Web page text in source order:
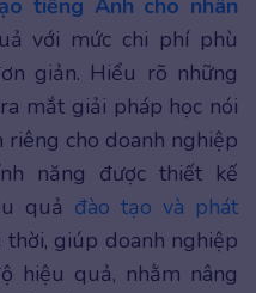
tiếng Anh cho nhân
với mức chi phí phù
giản. Hiểu rõ những
mắt giải pháp học nói
riêng cho doanh nghiệp
năng được thiết kế
quả đào tạo và phát
thời, giúp doanh nghiệp
hiệu quả, nhằm nâng